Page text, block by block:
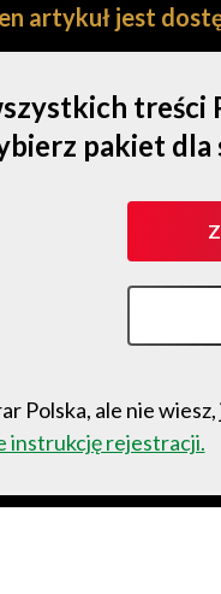
artykuł jest
treści
pakiet
Polska, ale nie
instrukcję rejestracji.